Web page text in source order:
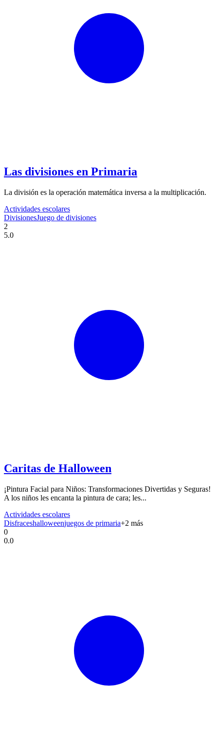
Las divisiones en Primaria
La división es la operación matemática inversa a la multiplicación.
Actividades escolares
DivisionesJuego de divisiones
2
5.0
Caritas de Halloween
¡Pintura Facial para Niños: Transformaciones Divertidas y Seguras!
A los niños les encanta la pintura de cara; les...
Actividades escolares
Disfraceshalloweenjuegos de primaria+2 más
0
0.0